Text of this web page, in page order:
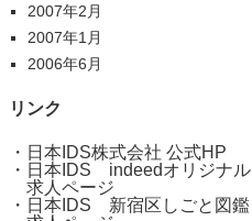
2007年2月
2007年1月
2006年6月
リンク
・ 日本IDS株式会社 公式HP
・ 日本IDS indeedオリジナル
求人ページ
・ 日本IDS 新宿区しごと図鑑